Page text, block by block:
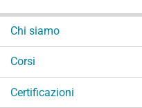
Chi siamo
Corsi
Certificazioni